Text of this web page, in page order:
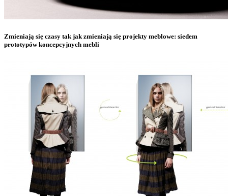
Zmieniają się czasy tak jak zmieniają się projekty meblowe: siedem
prototypów koncepcyjnych mebli